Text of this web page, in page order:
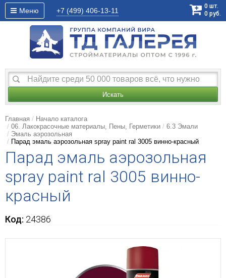
Меню +7 (499) 406-13-11
0 шт.
0 руб.
Искать
Главная
Начало каталога
06. Лакокрасочные материалы, Пены, Герметики
6.3 Эмали
Эмаль аэрозольная
Парад эмаль аэрозольная spray paint ral 3005 винно-красный
Парад эмаль аэрозольная
spray paint ral 3005 винно-
красный
Код: 24386